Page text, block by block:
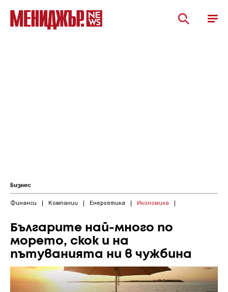
Бизнес
Финанси | Компании | Енергетика | Икономика |
Българите най-много по
морето, скок и на
пътуванията ни в чужбина